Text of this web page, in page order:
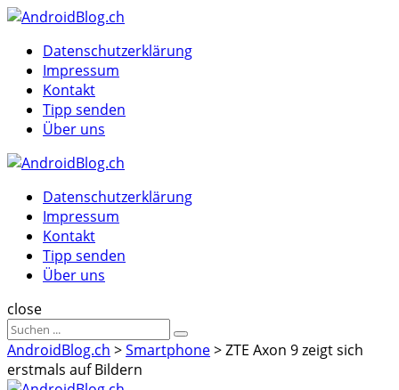
Menu
MenuDatenschutzerklärung
Impressum
Kontakt
Tipp senden
Über uns
Datenschutzerklärung
Impressum
Kontakt
Tipp senden
Über uns
Suche
close
Sucheergebnisse
für
Suche
AndroidBlog.ch >Smartphone>ZTE Axon 9 zeigt sich
erstmals auf Bildern